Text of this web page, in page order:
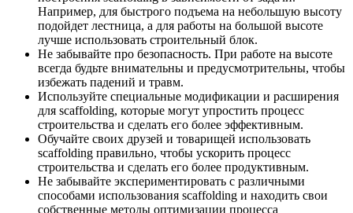
Например, для быстрого подъема на небольшую высоту
подойдет лестница, а для работы на большой высоте
лучше использовать строительный блок.
Не забывайте про безопасность. При работе на высоте
всегда будьте внимательны и предусмотрительны, чтобы
избежать падений и травм.
Используйте специальные модификации и расширения
для scaffolding, которые могут упростить процесс
строительства и сделать его более эффективным.
Обучайте своих друзей и товарищей использовать
scaffolding правильно, чтобы ускорить процесс
строительства и сделать его более продуктивным.
Не забывайте экспериментировать с различными
способами использования scaffolding и находить свои
собственные методы оптимизации процесса